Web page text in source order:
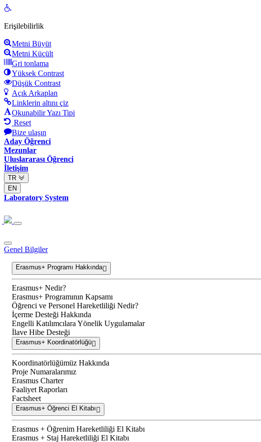
Open
Erişilebilirlik
Metni Büyüt
Metni Küçült
Gri tonlama
Yüksek Contrast
Düşük Contrast
Açık Arkaplan
Linklerin altını çiz
Okunabilir Yazı Tipi
Reset
Bize ulaşın
Aday Öğrenci
Mezunlar
Uluslararası Öğrenci
İletişim
TR
EN
Laboratory System
Genel Bilgiler
Erasmus+ Programı Hakkında
Erasmus+ Nedir?
Erasmus+ Programının Kapsamı
Öğrenci ve Personel Hareketliliği Nedir?
İçerme Desteği Hakkında
Engelli Katılımcılara Yönelik Uygulamalar
İlave Hibe Desteği
Erasmus+ Koordinatörlüğü
Koordinatörlüğümüz Hakkında
Proje Numaralarımız
Erasmus Charter
Faaliyet Raporları
Factsheet
Erasmus+ Öğrenci El Kitabı
Erasmus + Öğrenim Hareketliliği El Kitabı
Erasmus + Staj Hareketliliği El Kitabı